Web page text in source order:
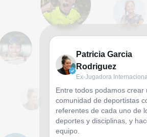
Patricia Garcia
Rodriguez
Ex-Jugadora
Entre todos podamos crear
comunidad de deportistas
referentes de cada uno de
deportes y disciplinas, y
equipo.